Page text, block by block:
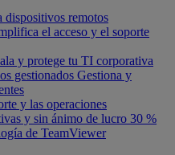
dispositivos remotos
el acceso y el soporte
y protege tu TI corporativa
gestionados Gestiona y
y las operaciones
y sin ánimo de lucro 30 %
de TeamViewer